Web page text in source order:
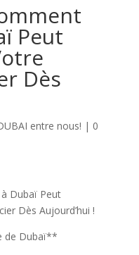
Peut
Dès
entre nous! | 0
Dubaï Peut
Dès Aujourd’hui !
de Dubaï**